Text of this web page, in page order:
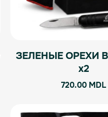
ЗЕЛЕНЫЕ ОРЕХИ
x2
720.00 MDL